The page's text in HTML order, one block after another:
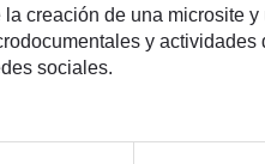
creación de una microsite y
y actividades
sociales.